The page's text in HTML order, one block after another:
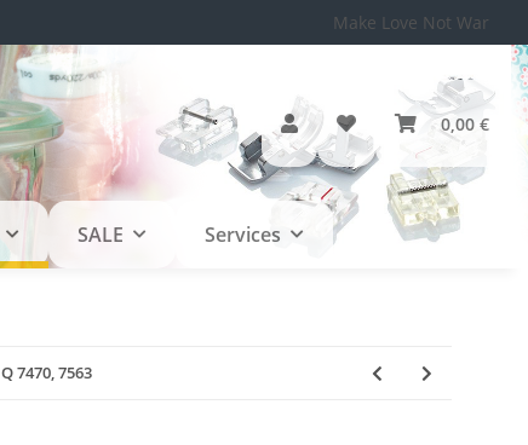
Make Love Not War
0,00 €
SALE Services
7470, 7563